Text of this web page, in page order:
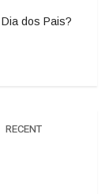
dos Pais?
RECENT